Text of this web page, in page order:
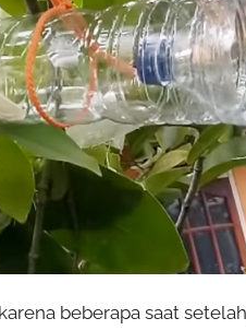
beberapa saat